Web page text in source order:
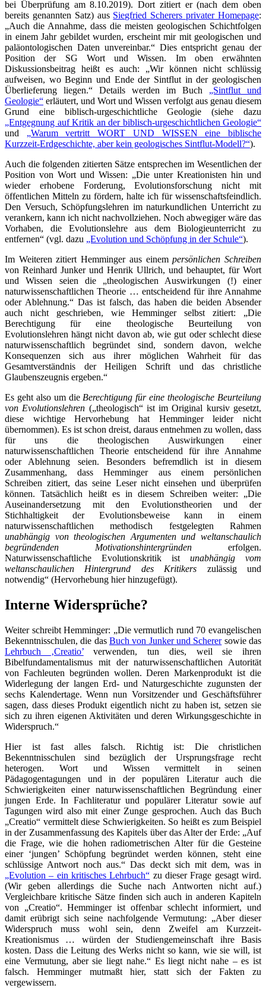
bei Überprüfung am 8.10.2019). Dort zitiert er (nach dem oben
bereits genannten Satz) aus Siegfried Scherers privater Homepage:
„Auch die Annahme, dass die meisten geologischen Schichtfolgen
in einem Jahr gebildet wurden, erscheint mir mit geologischen und
paläontologischen Daten unvereinbar.“ Dies entspricht genau der
Position der SG Wort und Wissen. Im oben erwähnten
Diskussionsbeitrag heißt es auch: „Wir können nicht schlüssig
aufweisen, wo Beginn und Ende der Sintflut in der geologischen
Überlieferung liegen.“ Details werden im Buch „Sintflut und
Geologie“ erläutert, und Wort und Wissen verfolgt aus genau diesem
Grund eine biblisch-urgeschichtliche Geologie (siehe dazu
„Entgegnung auf Kritik an der biblisch-urgeschichtlichen Geologie“
und „Warum vertritt WORT UND WISSEN eine biblische
Kurzzeit-Erdgeschichte, aber kein geologisches Sintflut-Modell?“).
Auch die folgenden zitierten Sätze entsprechen im Wesentlichen der
Position von Wort und Wissen: „Die unter Kreationisten hin und
wieder erhobene Forderung, Evolutionsforschung nicht mit
öffentlichen Mitteln zu fördern, halte ich für wissenschaftsfeindlich.
Den Versuch, Schöpfungslehren im naturkundlichen Unterricht zu
verankern, kann ich nicht nachvollziehen. Noch abwegiger wäre das
Vorhaben, die Evolutionslehre aus dem Biologieunterricht zu
entfernen“ (vgl. dazu „Evolution und Schöpfung in der Schule“).
Im Weiteren zitiert Hemminger aus einempersönlichen Schreiben
von Reinhard Junker und Henrik Ullrich, und behauptet, für Wort
und Wissen seien die „theologischen Auswirkungen (!) einer
naturwissenschaftlichen Theorie … entscheidend für ihre Annahme
oder Ablehnung.“ Das ist falsch, das haben die beiden Absender
auch nicht geschrieben, wie Hemminger selbst zitiert: „Die
Berechtigung für eine theologische Beurteilung von
Evolutionslehren hängt nicht davon ab, wie gut oder schlecht diese
naturwissenschaftlich begründet sind, sondern davon, welche
Konsequenzen sich aus ihrer möglichen Wahrheit für das
Gesamtverständnis der Heiligen Schrift und das christliche
Glaubenszeugnis ergeben.“
Es geht also um die Berechtigung für eine theologische Beurteilung
von Evolutionslehren („theologisch“ ist im Original kursiv gesetzt,
diese wichtige Hervorhebung hat Hemminger leider nicht
übernommen). Es ist schon dreist, daraus entnehmen zu wollen, dass
für uns die theologischen Auswirkungen einer
naturwissenschaftlichen Theorie entscheidend für ihre Annahme
oder Ablehnung seien. Besonders befremdlich ist in diesem
Zusammenhang, dass Hemminger aus einem persönlichen
Schreiben zitiert, das seine Leser nicht einsehen und überprüfen
können. Tatsächlich heißt es in diesem Schreiben weiter: „Die
Auseinandersetzung mit den Evolutionstheorien und der
Stichhaltigkeit der Evolutionsbeweise kann in einem
naturwissenschaftlichen methodisch festgelegten Rahmen
unabhängig von theologischen Argumenten und weltanschaulich
begründenden Motivationshintergründen erfolgen.
Naturwissenschaftliche Evolutionskritik ist unabhängig vom
weltanschaulichen Hintergrund des Kritikers zulässig und
notwendig“ (Hervorhebung hier hinzugefügt).
Interne Widersprüche?
Weiter schreibt Hemminger: „Die vermutlich rund 70 evangelischen
Bekenntnisschulen, die das Buch von Junker und Scherersowie das
Lehrbuch ‚Creatio’verwenden, tun dies, weil sie ihren
Bibelfundamentalismus mit der naturwissenschaftlichen Autorität
von Fachleuten begründen wollen. Deren Markenprodukt ist die
Widerlegung der langen Erd- und Naturgeschichte zugunsten der
sechs Kalendertage. Wenn nun Vorsitzender und Geschäftsführer
sagen, dass dieses Produkt eigentlich nicht zu haben ist, setzen sie
sich zu ihren eigenen Aktivitäten und deren Wirkungsgeschichte in
Widerspruch.“
Hier ist fast alles falsch. Richtig ist: Die christlichen
Bekenntnisschulen sind bezüglich der Ursprungsfrage recht
heterogen. Wort und Wissen vermittelt in seinen
Pädagogentagungen und in der populären Literatur auch die
Schwierigkeiten einer naturwissenschaftlichen Begründung einer
jungen Erde. In Fachliteratur und populärer Literatur sowie auf
Tagungen wird also mit einer Zunge gesprochen. Auch das Buch
„Creatio“ vermittelt diese Schwierigkeiten. So heißt es zum Beispiel
in der Zusammenfassung des Kapitels über das Alter der Erde: „Auf
die Frage, wie die hohen radiometrischen Alter für die Gesteine
einer ‘jungen’ Schöpfung begründet werden können, steht eine
schlüssige Antwort noch aus.“ Das deckt sich mit dem, was in
„Evolution – ein kritisches Lehrbuch“ zu dieser Frage gesagt wird.
(Wir geben allerdings die Suche nach Antworten nicht auf.)
Vergleichbare kritische Sätze finden sich auch in anderen Kapiteln
von „Creatio“. Hemminger ist offenbar schlecht informiert, und
damit erübrigt sich seine nachfolgende Vermutung: „Aber dieser
Widerspruch muss wohl sein, denn Zweifel am Kurzzeit-
Kreationismus … würden der Studiengemeinschaft ihre Basis
kosten. Dass die Leitung des Werks nicht so kann, wie sie will, ist
eine Vermutung, aber sie liegt nahe.“ Es liegt nicht nahe – es ist
falsch. Hemminger mutmaßt hier, statt sich der Fakten zu
vergewissern.